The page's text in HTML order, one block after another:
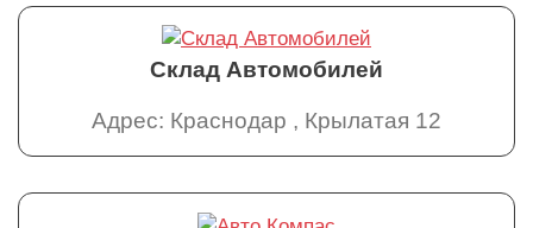
Склад Автомобилей
Адрес: Краснодар , Крылатая 12